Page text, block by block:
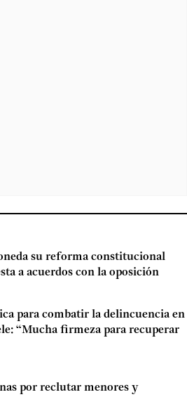
su reforma constitucional
a acuerdos con la oposición
para combatir la delincuencia en
“Mucha firmeza para recuperar
por reclutar menores y